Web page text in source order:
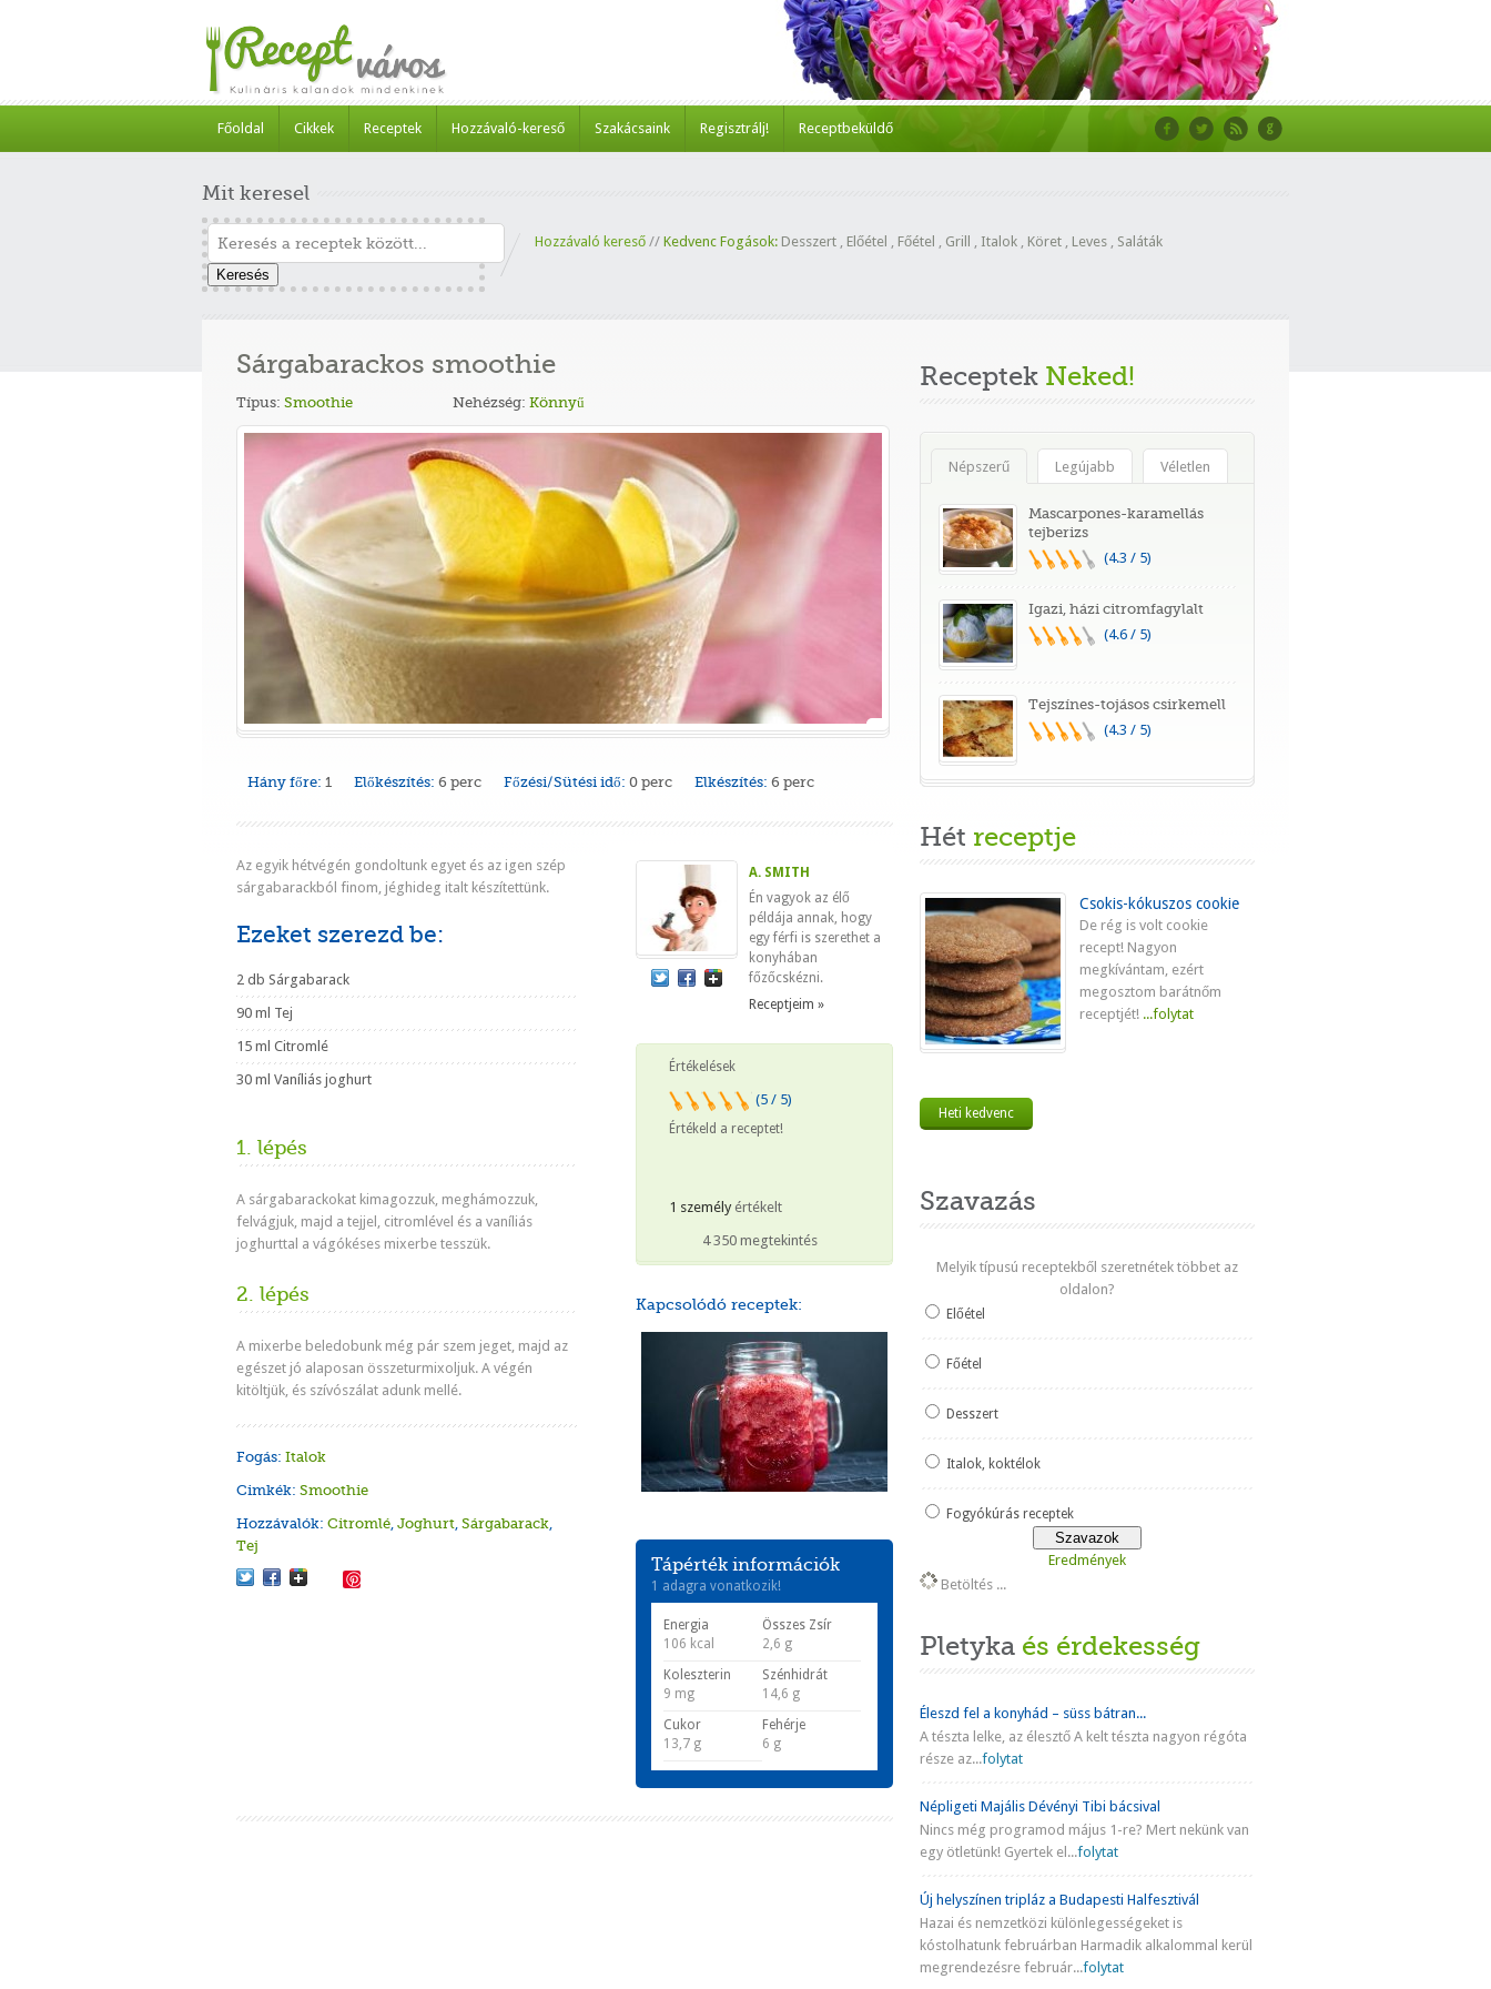
Főoldal Cikkek Receptek Hozzávaló-kereső Szakácsaink Regisztrálj! Receptbeküldő
Mit keresel
Keresés
Hozzávaló kereső // Kedvenc Fogások: Desszert , Előétel , Főétel , Grill , Italok , Köret , Leves , Saláták
Sárgabarackos smoothie
Típus: Smoothie Nehézség: Könnyű
Hány főre: 1 Előkészítés: 6 perc Főzési/Sütési idő: 0 perc Elkészítés: 6 perc
Az egyik hétvégén gondoltunk egyet és az igen szép
sárgabarackból finom, jéghideg italt készítettünk.
Ezeket szerezd be:
2 db Sárgabarack
90 ml Tej
15 ml Citromlé
30 ml Vaníliás joghurt
1. lépés
A sárgabarackokat kimagozzuk, meghámozzuk,
felvágjuk, majd a tejjel, citromlével és a vaníliás
joghurttal a vágókéses mixerbe tesszük.
2. lépés
A mixerbe beledobunk még pár szem jeget, majd az
egészet jó alaposan összeturmixoljuk. A végén
kitöltjük, és szívószálat adunk mellé.
Fogás: Italok
Cimkék: Smoothie
Hozzávalók: Citromlé, Joghurt, Sárgabarack,
Tej
A. SMITH
Én vagyok az élő
példája annak, hogy
egy férfi is szerethet a
konyhában
főzőcskézni.
Receptjeim »
Értékelések
(5 / 5)
Értékeld a receptet!
1 személyértékelt
4 350 megtekintés
Kapcsolódó receptek:
Tápérték információk
1 adagra vonatkozik!
Energia
106 kcal
Összes Zsír
2,6 g
Koleszterin
9 mg
Szénhidrát
14,6 g
Cukor
13,7 g
Fehérje
6 g
Receptek Neked!
Népszerű Legújabb Véletlen
Mascarpones-karamellás
tejberizs
(4.3 / 5)
Igazi, házi citromfagylalt
(4.6 / 5)
Tejszínes-tojásos csirkemell
(4.3 / 5)
Hét receptje
Csokis-kókuszos cookie
De rég is volt cookie
recept! Nagyon
megkívántam, ezért
megosztom barátnőm
receptjét! ...folytat
Heti kedvenc
Szavazás
Melyik típusú receptekből szeretnétek többet az
oldalon?
Előétel
Főétel
Desszert
Italok, koktélok
Fogyókúrás receptek
Eredmények
Betöltés ...
Pletyka és érdekesség
Éleszd fel a konyhád – süss bátran...
A tészta lelke, az élesztő A kelt tészta nagyon régóta
része az...folytat
Népligeti Majális Dévényi Tibi bácsival
Nincs még programod május 1-re? Mert nekünk van
egy ötletünk! Gyertek el...folytat
Új helyszínen tripláz a Budapesti Halfesztivál
Hazai és nemzetközi különlegességeket is
kóstolhatunk februárban Harmadik alkalommal kerül
megrendezésre február...folytat